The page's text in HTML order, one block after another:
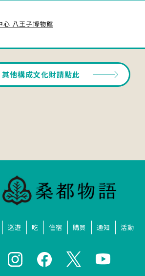
心 八王子博物館
其他構成文化財請點此
巡遊 吃 住宿 購買 通知 活動